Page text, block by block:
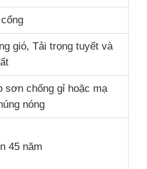
gió, Tải trọng tuyết và
sơn chống gỉ hoặc mạ
nóng
45 năm